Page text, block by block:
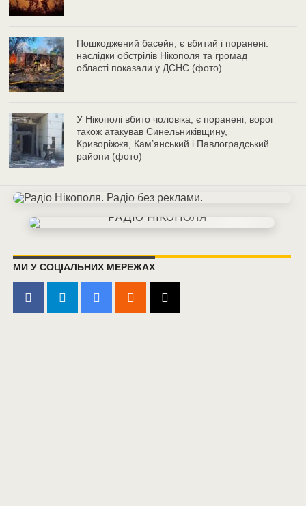
Пошкоджений басейн, є вбитий і поранені:
наслідки обстрілів Нікополя та громад
області показали у ДСНС (фото)
У Нікополі вбито чоловіка, є поранені, ворог
також атакував Синельниківщину,
Криворіжжя, Кам’янський і Павлоградський
райони (фото)
МИ У СОЦІАЛЬНИХ МЕРЕЖАХ